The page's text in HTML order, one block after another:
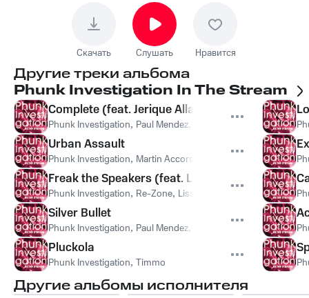
Скачать Слушать Нравится
Другие треки альбома
Phunk Investigation In The Stream
Complete (feat. Jerique Allan)
Phunk Investigation, Paul Mendez,
Urban Assault
Phunk Investigation, Martin Accorsi
Freak the Speakers (feat. Lissie Curious)
Phunk Investigation, Re-Zone, Lissie Curious
Silver Bullet
Phunk Investigation, Paul Mendez,
Pluckola
Phunk Investigation, Timmo
Другие альбомы исполнителя